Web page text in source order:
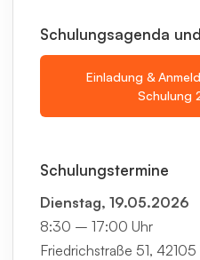
Schulungsagenda
Einladung &
Schulung
Schulungstermine
Dienstag, 19.05.2026
8:30 – 17:00 Uhr
Friedrichstraße 51,